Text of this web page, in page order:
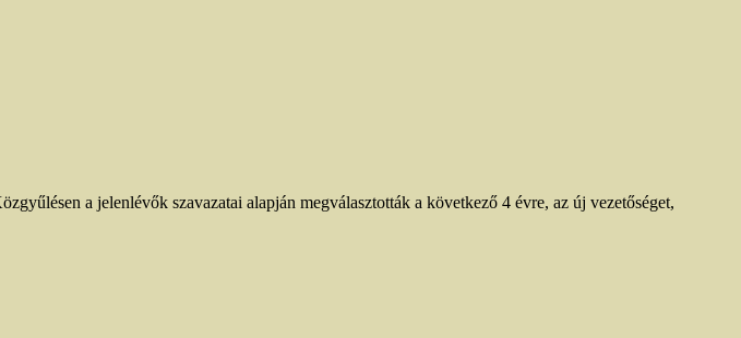
a jelenlévők szavazatai alapján megválasztották a következő 4 évre, az új vezetőséget,